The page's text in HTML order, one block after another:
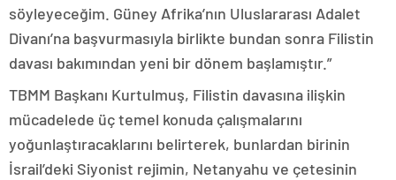
söyleyeceğim. Güney Afrika’nın Uluslararası Adalet
Divanı’na başvurmasıyla birlikte bundan sonra Filistin
davası bakımından yeni bir dönem başlamıştır.”
TBMM Başkanı Kurtulmuş, Filistin davasına ilişkin
mücadelede üç temel konuda çalışmalarını
yoğunlaştıracaklarını belirterek, bunlardan birinin
İsrail’deki Siyonist rejimin, Netanyahu ve çetesinin